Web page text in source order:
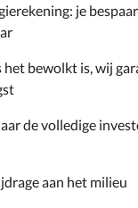
je
het bewolkt is, wij
de volledige
aan het milieu